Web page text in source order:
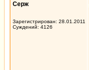
Серж
Зарегистрирован: 28.01.2011
Суждений: 4126